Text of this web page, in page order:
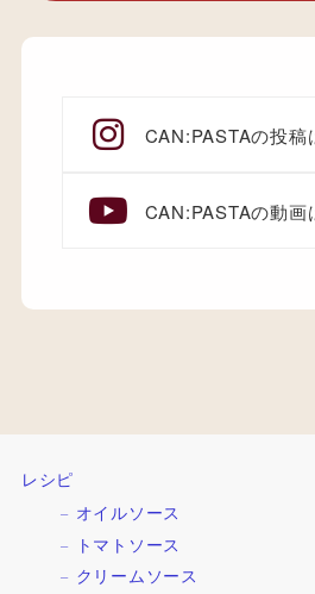
CAN:PASTAの投稿
CAN:PASTAの動画
レシピ
オイルソース
トマトソース
クリームソース